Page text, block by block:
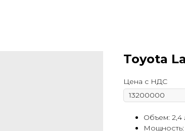
Toyota
Цена с НДС
Объем: 2,4
Мощность: